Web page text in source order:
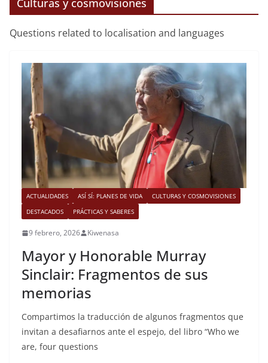
Culturas y cosmovisiones
Questions related to localisation and languages
ACTUALIDADES ASÍ SÍ: PLANES DE VIDA
CULTURAS Y COSMOVISIONES
DESTACADOS
PRÁCTICAS Y SABERES
9 febrero, 2026 Kiwenasa
Mayor y Honorable Murray
Sinclair: Fragmentos de sus
memorias
Compartimos la traducción de algunos fragmentos que
invitan a desafiarnos ante el espejo, del libro “Who we
are, four questions